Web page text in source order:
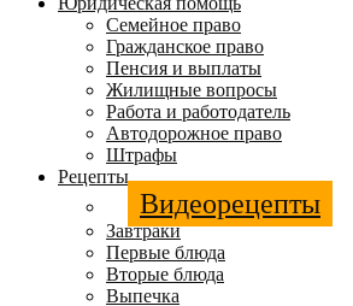
Семейное право
Гражданское право
Пенсия и выплаты
Жилищные вопросы
Работа и работодатель
Автодорожное право
Штрафы
Рецепты
Видеорецепты
Завтраки
Первые блюда
Вторые блюда
Выпечка